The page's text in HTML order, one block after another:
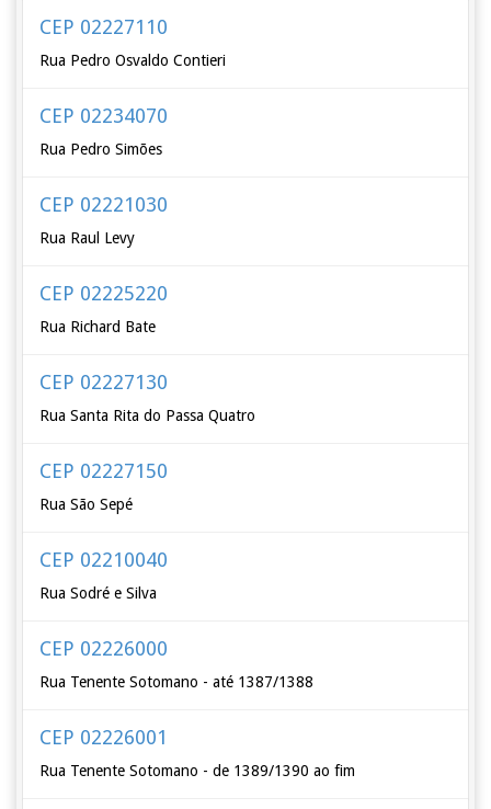
CEP 02227110
Rua Pedro Osvaldo Contieri
CEP 02234070
Rua Pedro Simões
CEP 02221030
Rua Raul Levy
CEP 02225220
Rua Richard Bate
CEP 02227130
Rua Santa Rita do Passa Quatro
CEP 02227150
Rua São Sepé
CEP 02210040
Rua Sodré e Silva
CEP 02226000
Rua Tenente Sotomano - até 1387/1388
CEP 02226001
Rua Tenente Sotomano - de 1389/1390 ao fim